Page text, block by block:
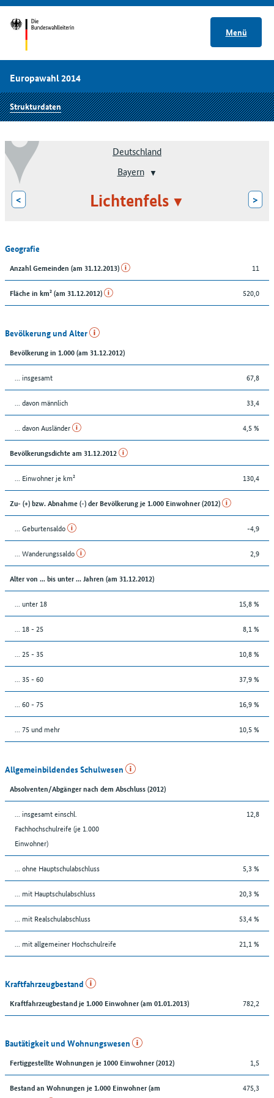
Menü
Europawahl 2014
Strukturdaten
Deutschland
Bayern
< Lichtenfels >
Geografie
Anzahl Gemeinden (am 31.12.2013) 11
Fläche in km² (am 31.12.2012) 520,0
Bevölkerung und Alter
Bevölkerung in 1.000 (am 31.12.2012)
... insgesamt 67,8
... davon männlich 33,4
... davon Ausländer 4,5 %
Bevölkerungsdichte am 31.12.2012
... Einwohner je km² 130,4
Zu- (+) bzw. Abnahme (-) der Bevölkerung je 1.000 Einwohner (2012)
... Geburtensaldo -4,9
... Wanderungssaldo 2,9
Alter von ... bis unter ... Jahren (am 31.12.2012)
... unter 18 15,8 %
... 18 - 25 8,1 %
... 25 - 35 10,8 %
... 35 - 60 37,9 %
... 60 - 75 16,9 %
... 75 und mehr 10,5 %
Allgemeinbildendes Schulwesen
Absolventen/Abgänger nach dem Abschluss (2012)
... insgesamt einschl.
Fachhochschulreife (je 1.000
Einwohner)
12,8
... ohne Hauptschulabschluss 5,3 %
... mit Hauptschulabschluss 20,3 %
... mit Realschulabschluss 53,4 %
... mit allgemeiner Hochschulreife 21,1 %
Kraftfahrzeugbestand
Kraftfahrzeugbestand je 1.000 Einwohner (am 01.01.2013) 782,2
Bautätigkeit und Wohnungswesen
Fertiggestellte Wohnungen je 1000 Einwohner (2012) 1,5
Bestand an Wohnungen je 1.000 Einwohner (am
475,3